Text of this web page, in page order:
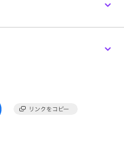
ットでした。
！」（スタッフM）